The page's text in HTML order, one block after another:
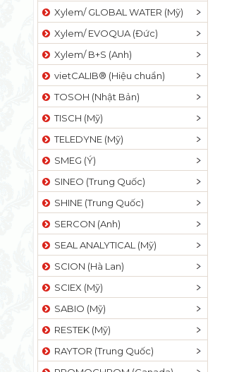
Xylem/ GLOBAL WATER (Mỹ)
Xylem/ EVOQUA (Đức)
Xylem/ B+S (Anh)
vietCALIB® (Hiệu chuẩn)
TOSOH (Nhật Bản)
TISCH (Mỹ)
TELEDYNE (Mỹ)
SMEG (Ý)
SINEO (Trung Quốc)
SHINE (Trung Quốc)
SERCON (Anh)
SEAL ANALYTICAL (Mỹ)
SCION (Hà Lan)
SCIEX (Mỹ)
SABIO (Mỹ)
RESTEK (Mỹ)
RAYTOR (Trung Quốc)